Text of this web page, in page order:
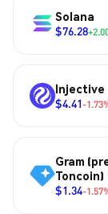
Solana
$76.28
Injective
$4.41-
Gram
Toncoin)
$1.34-